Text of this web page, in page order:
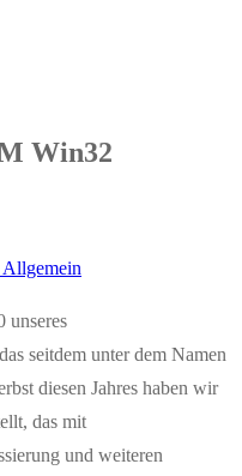
Win32
Allgemein
unseres
seitdem unter dem Namen
diesen Jahres haben wir
das mit
und weiteren